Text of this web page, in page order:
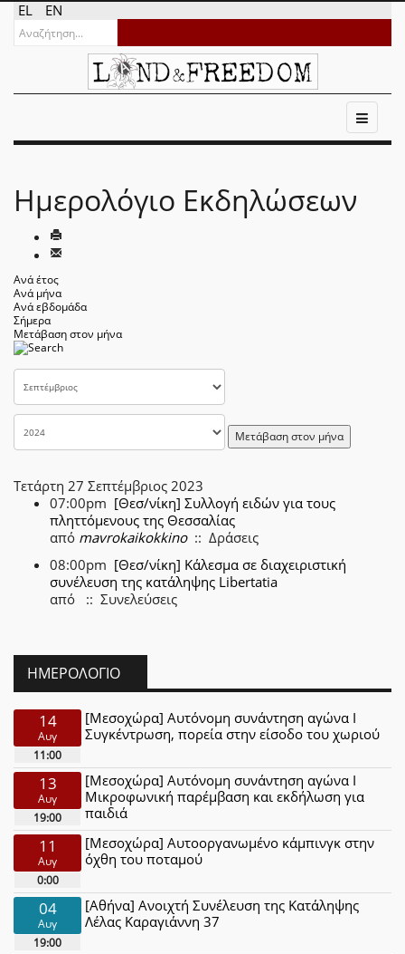
EL EN
Ημερολόγιο Εκδηλώσεων
Ανά έτος
Ανά μήνα
Ανά εβδομάδα
Σήμερα
Μετάβαση στον μήνα
Μετάβαση στον μήνα
Τετάρτη 27 Σεπτέμβριος 2023
07:00pm [Θεσ/νίκη] Συλλογή ειδών για τους
πληττόμενους της Θεσσαλίας
από mavrokaikokkino:: Δράσεις
08:00pm [Θεσ/νίκη] Κάλεσμα σε διαχειριστική
συνέλευση της κατάληψης Libertatia
από
:: Συνελεύσεις
ΗΜΕΡΟΛΌΓΙΟ
14
Αυγ
11:00
[Μεσοχώρα] Αυτόνομη συνάντηση αγώνα Ι
Συγκέντρωση, πορεία στην είσοδο του χωριού
13
Αυγ
19:00
[Μεσοχώρα] Αυτόνομη συνάντηση αγώνα Ι
Μικροφωνική παρέμβαση και εκδήλωση για
παιδιά
11
Αυγ
0:00
[Μεσοχώρα] Αυτοοργανωμένο κάμπινγκ στην
όχθη του ποταμού
04
Αυγ
19:00
[Αθήνα] Ανοιχτή Συνέλευση της Κατάληψης
Λέλας Καραγιάννη 37